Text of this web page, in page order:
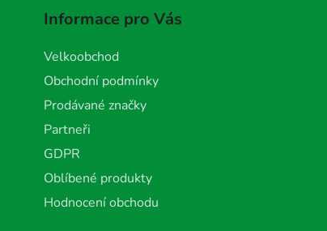
Informace pro Vás
Velkoobchod
Obchodní podmínky
Prodávané značky
Partneři
GDPR
Oblíbené produkty
Hodnocení obchodu